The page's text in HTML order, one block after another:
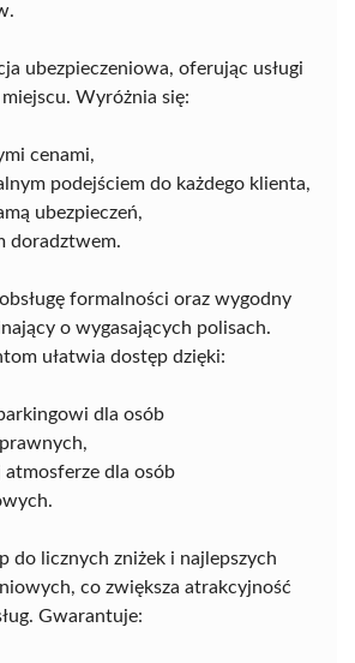
ubezpieczeniowa, oferując usługi
Wyróżnia się:
cenami,
podejściem do każdego klienta,
ubezpieczeń,
doradztwem.
formalności oraz wygodny
o wygasających polisach.
ułatwia dostęp dzięki:
dla osób
atmosferze dla osób
do licznych zniżek i najlepszych
co zwiększa atrakcyjność
Gwarantuje: